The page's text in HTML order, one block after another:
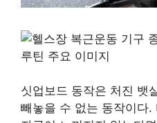
싯업보드 동작은 처진 뱃
빼놓을 수 없는 동작이다.